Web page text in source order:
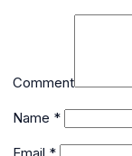
Comment
Name *